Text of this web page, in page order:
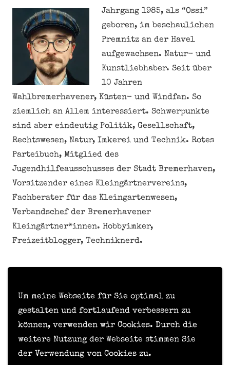
Um meine Webseite für Sie optimal zu
gestalten und fortlaufend verbessern zu
können, verwenden wir Cookies. Durch die
weitere Nutzung der Webseite stimmen Sie
der Verwendung von Cookies zu.
Jahrgang 1985, als “Ossi”
geboren, im beschaulichen
Premnitz an der Havel
aufgewachsen. Natur- und
Kunstliebhaber. Seit über
10 Jahren
Wahlbremerhavener, Küsten- und Windfan. So
ziemlich an Allem interessiert. Schwerpunkte
sind aber eindeutig Politik, Gesellschaft,
Rechtswesen, Natur, Imkerei und Technik. Rotes
Parteibuch, Mitglied des
Jugendhilfeausschusses der Stadt Bremerhaven,
Vorsitzender eines Kleingärtnervereins,
Fachberater für das Kleingartenwesen,
Verbandschef der Bremerhavener
Kleingärtner*innen. Hobbyimker,
Freizeitblogger, Techniknerd.
oder weitergeben
Impressum